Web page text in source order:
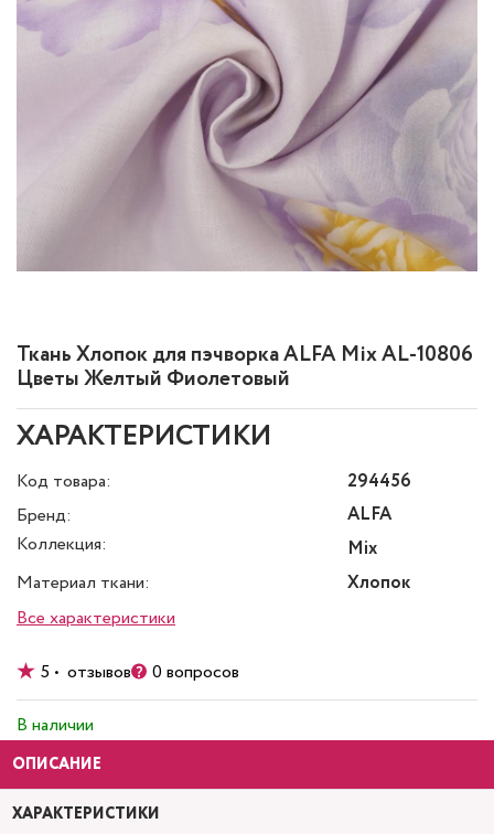
Ткань Хлопок для пэчворка ALFA Mix AL-10806
Цветы Желтый Фиолетовый
ХАРАКТЕРИСТИКИ
Код товара:
294456
Бренд:
ALFA
Коллекция:
Mix
Материал ткани:
Хлопок
Все характеристики
5 • отзывов 0 вопросов
В наличии
ОПИСАНИЕ
ХАРАКТЕРИСТИКИ